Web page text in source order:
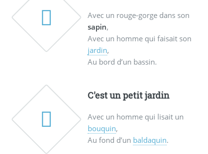
Avec un rouge-gorge dans son
sapin,
Avec un homme qui faisait son
jardin,
Au bord d’un bassin.
C'est un petit jardin
Avec un homme qui lisait un
bouquin,
Au fond d’un baldaquin.